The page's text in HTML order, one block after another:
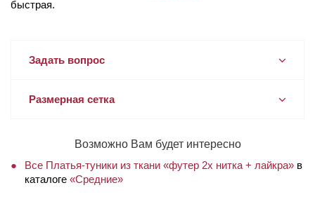
быстрая.
Задать вопрос
Размерная сетка
Возможно Вам будет интересно
Все Платья-туники из ткани «футер 2х нитка + лайкра» в
каталоге «Средние»